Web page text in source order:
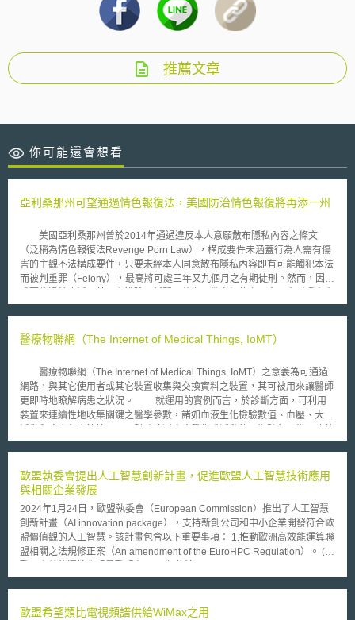
推薦文章
你可能還會想看
亞利桑那州可望通過情色報復法，美國防治情色報復將再添一州
美國亞利桑那州曾於2014年通過違反本人意願散布隱私內容之條文
（泛稱為情色報復法Revenge Porn Law），構成要件未涵蓋行為人需有傷
害的主觀不法構成要件，只要未經本人同意散布隱私內容即有可能觸犯本法
而被判重罪（Felony），最高將可處三年又九個月之有期徒刑。然而，因構
之隱私期待性和傷害有無，美國公民自由聯盟遂代表出版業、媒體業和攝影
該案於2015年7月10日達成和解，亞利桑那州地方法院宣告該條文將不會生
日無異議通過情色報復法之最新修法法案（House Bill 2001），待州長簽
署核准後便立即生效施行。本次修法與2014年的版本不同處為，檢察官需
證明隱私內容之本人具有合理的隱私期待，若被害人曾將自拍的影像寄送與
他人，更需證明被害人未有分享的意思。此外，檢察官需證明行為人具有意
圖傷害、騷擾、威脅或迫使他人之主觀意思。在此條文尚未通過前，實務上
至多僅能以網路跟蹤或霸凌法等追究，對受害人保護甚為不周。
醫療物聯網（The Internet of Medical Things, IoMT）
醫療物聯網（The Internet of Medical Things, IoMT）之意義為可通過
網路，與其它使用者或其它裝置收集與交換資料之裝置，其可被用來讓醫師
更即時地瞭解病患之狀況。 就運用的實例而言，於診斷方面，可利用
裝置來連續性地收集關鍵之醫學參數，諸如血液生化檢驗數值、血壓、大腦
反應。於療養方面，由於患者的手術後恢復時間是整個成本花費之重要部
動、遠端監控，追蹤各種關鍵指標，警示護理人員及時作出回應，並可與遠
距醫療相結合，使加速恢復更加容易。於長期護理方面，可藉由裝置之測量
與監控來避免不良結果與延長之恢復期。 由於機器學習和人工智慧之
共生性增長，醫療物聯網之價值正在增強。於處理來自於感測器醫療裝置之
大量連續資訊流時，資料分析和機器學習可更快地提供可據以執行之結論以
幫助治療過程。惟醫療物聯網亦可能面臨安全與標準化之挑戰。由於醫療保
健的資料是駭客的主要目標，任何與網路連接之設備都存在安全性風險。此
造商和監管機構皆需尋找方法來確保裝置可在各種平台上安全地通訊。
歐盟執委會提出人工智慧創新計畫，促進歐盟人工智慧技術應用
與相關企業發展
2024年1月24日，歐盟執委會（European Commission）推出了人工智慧
創新計畫（AI innovation package），支持新創公司和中小企業開發符合歐
盟價值觀的人工智慧。該計畫包含以下重要事項： 1.推動歐洲高效能運算聯
盟相關之法規修正案（An amendment of the EuroHPC Regulation）。 (1)
2021/1173)建立之組織。依該法內容，組織主要目標是在歐盟開發、部署
務，以支持科學和工業的雙重轉型。 (2)本次法規修正案為歐洲高效能運算
歐盟希望類比電視頻譜供給WiMax之用